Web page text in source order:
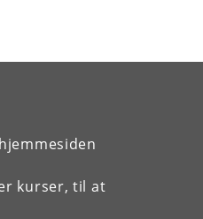
kurser, til at